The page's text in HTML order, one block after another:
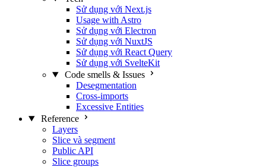
Sử dụng với Next.js
Usage with Astro
Sử dụng với Electron
Sử dụng với NuxtJS
Sử dụng với React Query
Sử dụng với SvelteKit
Code smells & Issues
Desegmentation
Cross-imports
Excessive Entities
Reference
Layers
Slice và segment
Public API
Slice groups